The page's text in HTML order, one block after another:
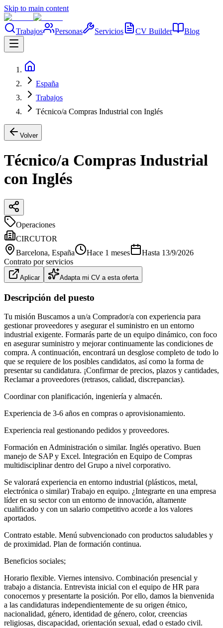
Skip to main content
Trabajos Personas Servicios CV Builder Blog
España
Trabajos
Técnico/a Compras Industrial con Inglés
Volver
Técnico/a Compras Industrial
con Inglés
Operaciones
CIRCUTOR
Barcelona, España Hace 1 meses Hasta 13/9/2026
Contrato por servicios
Aplicar Adapta mi CV a esta oferta
Descripción del puesto
Tu misión Buscamos a un/a Comprador/a con experiencia para
gestionar proveedores y asegurar el suministro en un entorno
industrial exigente. Formarás parte de un equipo dinámico, con foco
en asegurar suministro y mejorar continuamente las condiciones de
compra. A continuación, encontrará un desglose completo de todo lo
que se requiere de los posibles candidatos, así como la forma de
presentar su candidatura. ¡Confirmar de precios, plazos y cantidades,
Reclamar a proveedores (retrasos, calidad, discrepancias).
Coordinar con planificación, ingeniería y almacén.
Experiencia de 3-6 años en compras o aprovisionamiento.
Experiencia real gestionando pedidos y proveedores.
Formación en Administración o similar. Inglés operativo. Buen
manejo de SAP y Excel. Integración en Equipo de Compras
multidisciplinar dentro del Grupo a nivel corporativo.
Se valorará experiencia en entorno industrial (plásticos, metal,
electrónica o similar) Trabajo en equipo. ¿Integrarte en una empresa
líder en su sector con un entorno de innovación, altamente
cualificado y con un salario competitivo acorde a los valores
aportados.
Contrato estable. Menú subvencionado con productos saludables y
de proximidad. Plan de formación continua.
Beneficios sociales;
Horario flexible. Viernes intensivo. Combinación presencial y
trabajo a distancia. Entrevista inicial con el equipo de HR para
conocernos y presentarte la posición. Por ello, damos la bienvenida
a las candidaturas independientemente de su origen étnico,
nacionalidad, género, identidad de género, color, creencias
religiosas, discapacidad, orientación sexual, edad o estado civil.